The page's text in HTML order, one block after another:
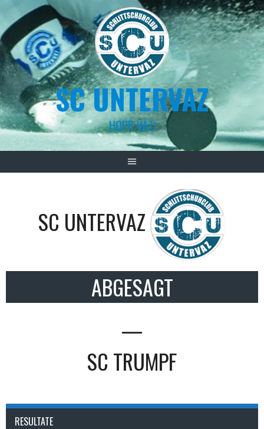
Skip
to
content
SC UNTERVAZ
HOPP VAZ!
SC UNTERVAZ
ABGESAGT
—
SC TRUMPF
RESULTATE